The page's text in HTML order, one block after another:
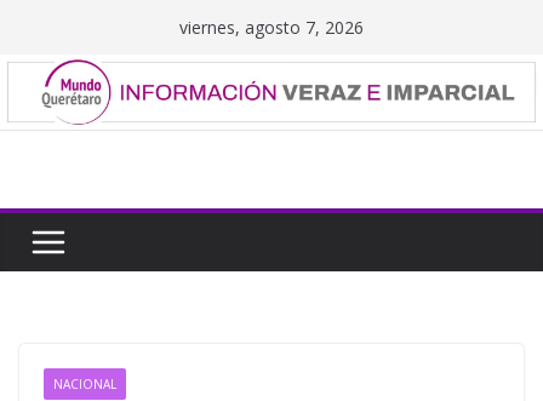
contenido
viernes, agosto 7, 2026
NACIONAL